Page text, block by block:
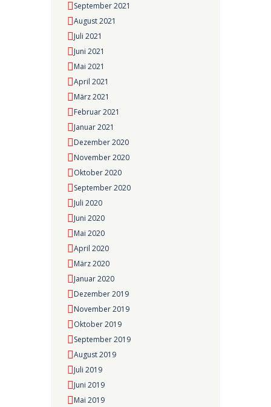
September 2021
August 2021
Juli 2021
Juni 2021
Mai 2021
April 2021
März 2021
Februar 2021
Januar 2021
Dezember 2020
November 2020
Oktober 2020
September 2020
Juli 2020
Juni 2020
Mai 2020
April 2020
März 2020
Januar 2020
Dezember 2019
November 2019
Oktober 2019
September 2019
August 2019
Juli 2019
Juni 2019
Mai 2019